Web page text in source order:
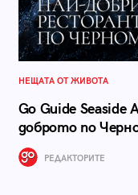
НЕЩАТА ОТ ЖИВОТА
Go Guide
доброто по
РЕДАКТОРИТЕ